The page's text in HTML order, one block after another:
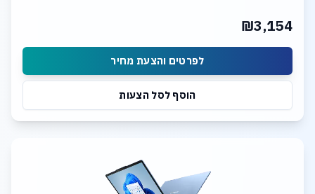
₪3,154
לפרטים והצעת מחיר
הוסף לסל הצעות